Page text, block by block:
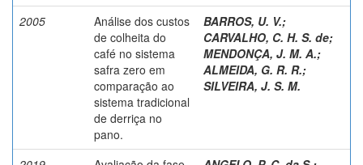
2005
Análise dos custos
de colheita do
café no sistema
safra zero em
comparação ao
sistema tradicional
de derriça no
pano.
BARROS, U. V.;
CARVALHO, C. H. S. de;
MENDONÇA, J. M. A.;
ALMEIDA, G. R. R.;
SILVEIRA, J. S. M.